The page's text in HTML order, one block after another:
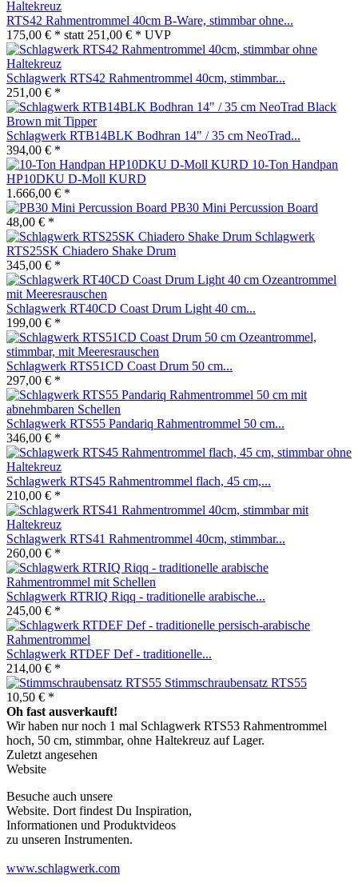
RTS42 Rahmentrommel 40cm B-Ware, stimmbar ohne...
175,00 € * statt 251,00 € * UVP
Schlagwerk RTS42 Rahmentrommel 40cm, stimmbar...
251,00 € *
Schlagwerk RTB14BLK Bodhran 14" / 35 cm NeoTrad...
394,00 € *
10-Ton Handpan
HP10DKU D-Moll KURD
1.666,00 € *
PB30 Mini Percussion Board
48,00 € *
Schlagwerk
RTS25SK Chiadero Shake Drum
345,00 € *
Schlagwerk RT40CD Coast Drum Light 40 cm...
199,00 € *
Schlagwerk RTS51CD Coast Drum 50 cm...
297,00 € *
Schlagwerk RTS55 Pandariq Rahmentrommel 50 cm...
346,00 € *
Schlagwerk RTS45 Rahmentrommel flach, 45 cm,...
210,00 € *
Schlagwerk RTS41 Rahmentrommel 40cm, stimmbar...
260,00 € *
Schlagwerk RTRIQ Riqq - traditionelle arabische...
245,00 € *
Schlagwerk RTDEF Def - traditionelle...
214,00 € *
Stimmschraubensatz RTS55
10,50 € *
Oh fast ausverkauft!
Wir haben nur noch 1 mal Schlagwerk RTS53 Rahmentrommel
hoch, 50 cm, stimmbar, ohne Haltekreuz auf Lager.
Zuletzt angesehen
Website
Besuche auch unsere
Website. Dort findest Du Inspiration,
Informationen und Produktvideos
zu unseren Instrumenten.
www.schlagwerk.com